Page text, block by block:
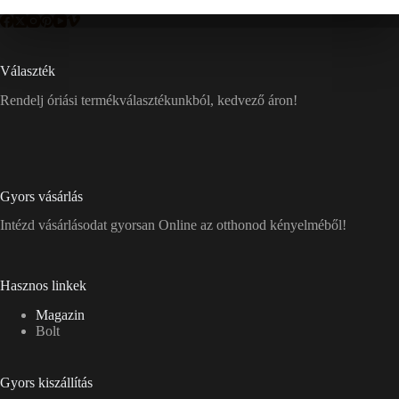
Választék
Rendelj óriási termékválasztékunkból, kedvező áron!
Gyors vásárlás
Intézd vásárlásodat gyorsan Online az otthonod kényelméből!
Hasznos linkek
Magazin
Bolt
Gyors kiszállítás